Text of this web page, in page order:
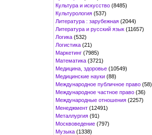
Культура и искусство (8485)
Культурология (537)
Литература : зарубежная (2044)
Литература и русский язык (11657)
Логика (532)
Логистика (21)
Маркетинг (7985)
Математика (3721)
Медицина, здоровье (10549)
Медицинские науки (88)
Международное публичное право (58)
Международное частное право (36)
Международные отношения (2257)
Менеджмент (12491)
Металлургия (91)
Москвоведение (797)
Музыка (1338)